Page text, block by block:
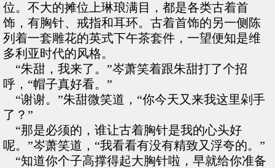
位。不大的摊位上琳琅满目，都是各类古着首
饰，有胸针、戒指和耳环。古着首饰的另一侧陈
列着一套雕花的英式下午茶套件，一望便知是维
多利亚时代的风格。
“朱甜，我来了。”岑萧笑着跟朱甜打了个招
呼，“帽子真好看。”
“谢谢。”朱甜微笑道，“你今天又来我这里剁手
了？”
“那是必须的，谁让古着胸针是我的心头好
呢。”岑萧笑道，“我看看有没有精致又浮夸的。”
“知道你个子高撑得起大胸针啦，早就给你准备